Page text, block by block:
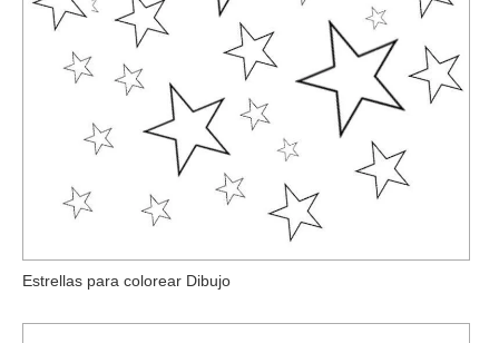
Estrellas para colorear Dibujo